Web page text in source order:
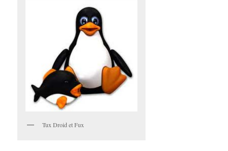
Tux Droid et Fux